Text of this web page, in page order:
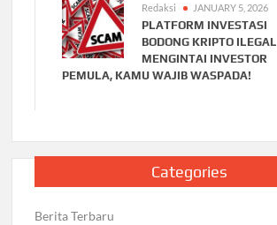
Redaksi JANUARY 5, 2026
PLATFORM INVESTASI
BODONG KRIPTO ILEGAL
MENGINTAI INVESTOR
PEMULA, KAMU WAJIB WASPADA!
Categories
Berita Terbaru